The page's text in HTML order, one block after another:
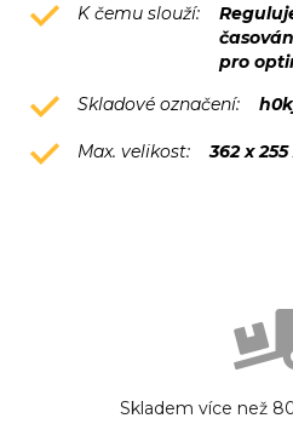
K čemu slouží:
pro
Skladové označení:
Max. velikost: 362 x
Skladem více než